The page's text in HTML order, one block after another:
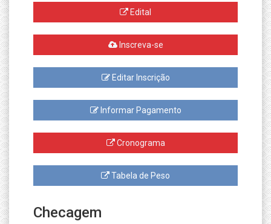
Edital
Inscreva-se
Editar Inscrição
Informar Pagamento
Cronograma
Tabela de Peso
Checagem